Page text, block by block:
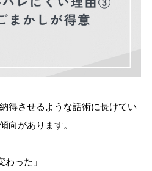
得させるような話術に長けてい
向があります。
わった」